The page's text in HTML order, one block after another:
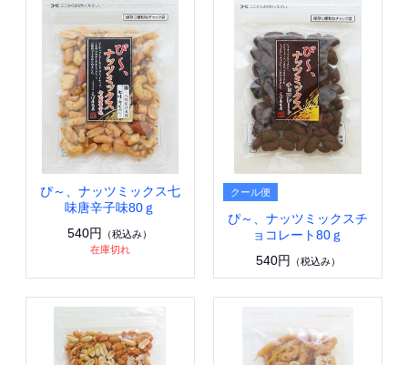
ぴ～、ナッツミックス七
味唐辛子味80ｇ
540円
（税込み）
在庫切れ
ぴ～、ナッツミックスチ
ョコレート80ｇ
540円
（税込み）